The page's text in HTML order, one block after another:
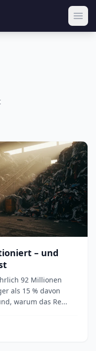
– und
92 Millionen
als 15 % davon
warum das Re...